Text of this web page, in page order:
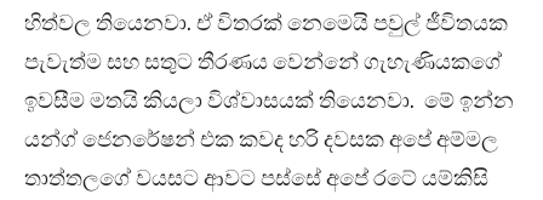
හිත්වල තියෙනවා. ඒ විතරක් නෙමෙයි පවුල් ජීවිතයක
පැවැත්ම සහ සතුට තීරණය වෙන්නේ ගැහැණියකගේ
ඉවසීම මතයි කියලා විශ්වාසයක් තියෙනවා. මේ ඉන්න
යන්ග් ජෙනරේෂන් එක කවද හරි දවසක අපේ අම්මල
තාත්තලගේ වයසට ආවට පස්සේ අපේ රටේ යම්කිසි